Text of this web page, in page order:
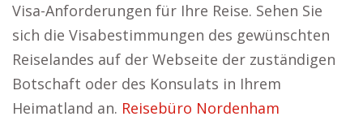
Visa-Anforderungen für Ihre Reise. Sehen Sie
sich die Visabestimmungen des gewünschten
Reiselandes auf der Webseite der zuständigen
Botschaft oder des Konsulats in Ihrem
Heimatland an. Reisebüro Nordenham